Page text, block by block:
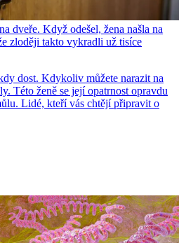
dveře. Když odešel, žena našla na
zloději takto vykradli už tisíce
dost. Kdykoliv můžete narazit na
Této ženě se její opatrnost opravdu
Lidé, kteří vás chtějí připravit o